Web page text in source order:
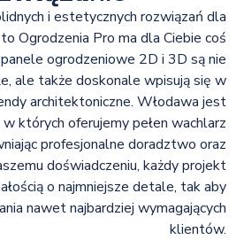
i estetycznych rozwiązań dla
Ogrodzenia Pro ma dla Ciebie coś
ogrodzeniowe 2D i 3D są nie
ale także doskonale wpisują się w
architektoniczne. Włodawa jest
których oferujemy pełen wachlarz
profesjonalne doradztwo oraz
doświadczeniu, każdy projekt
o najmniejsze detale, tak aby
nawet najbardziej wymagających
klientów.